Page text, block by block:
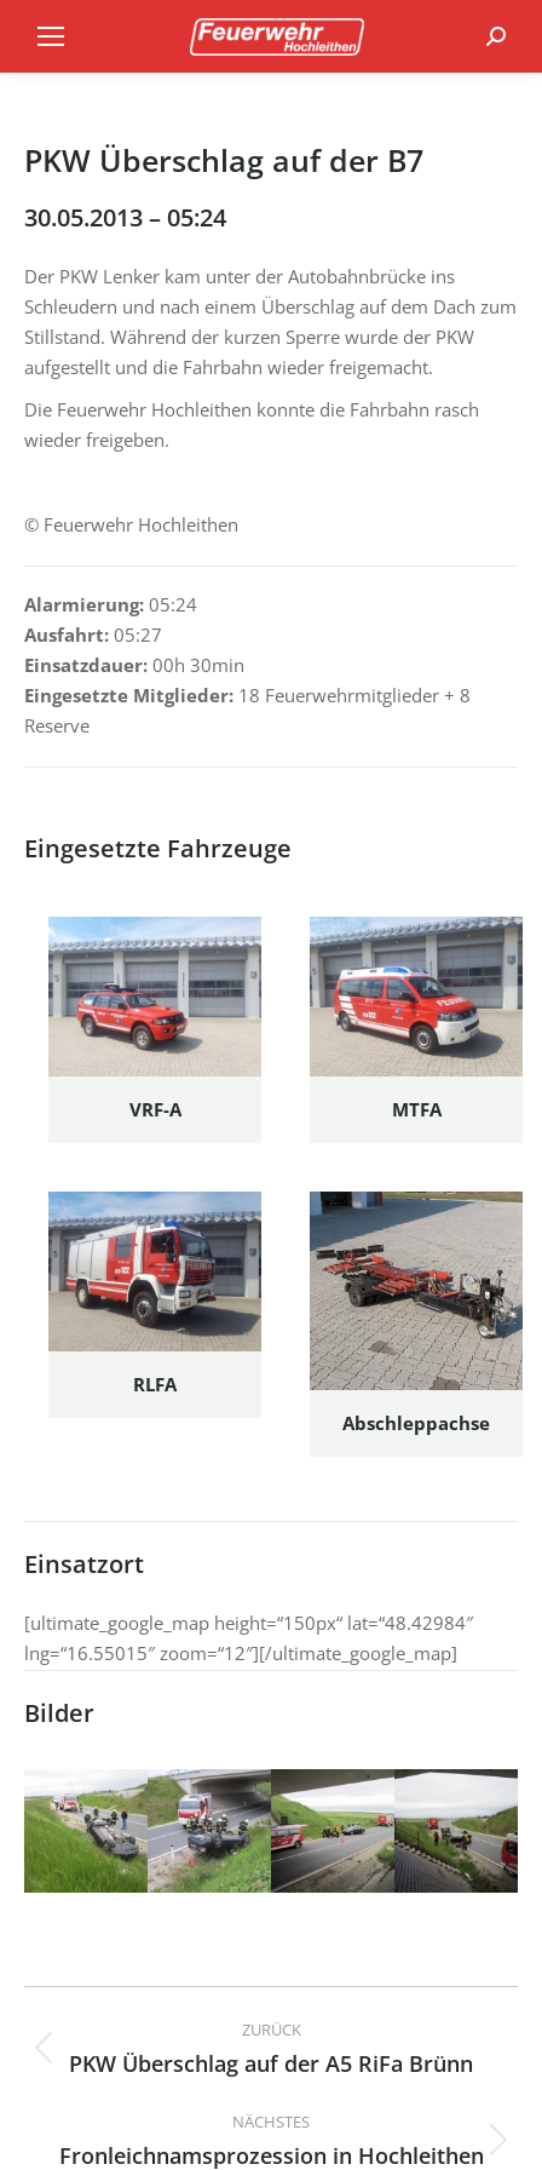
PKW Überschlag auf der B7
30.05.2013 – 05:24
Der PKW Lenker kam unter der Autobahnbrücke ins
Schleudern und nach einem Überschlag auf dem Dach zum
Stillstand. Während der kurzen Sperre wurde der PKW
aufgestellt und die Fahrbahn wieder freigemacht.
Die Feuerwehr Hochleithen konnte die Fahrbahn rasch
wieder freigeben.
© Feuerwehr Hochleithen
Alarmierung: 05:24
Ausfahrt: 05:27
Einsatzdauer: 00h 30min
Eingesetzte Mitglieder: 18 Feuerwehrmitglieder + 8
Reserve
Eingesetzte Fahrzeuge
VRF-A MTFA
RLFA
Abschleppachse
Einsatzort
[ultimate_google_map height=“150px“ lat=“48.42984″
lng=“16.55015″ zoom=“12″][/ultimate_google_map]
Bilder
Kommentarnavigation
ZURÜCK
Vorheriger
PKW Überschlag auf der A5 RiFa Brünn
NÄCHSTES
Nächster
Fronleichnamsprozession in Hochleithen